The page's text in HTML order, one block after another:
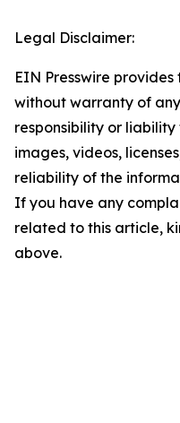
Legal Disclaimer:
EIN Presswire provides
without warranty of
responsibility or
images, videos,
reliability of the
If you have any
related to this article,
above.